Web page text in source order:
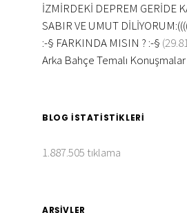
İZMİRDEKİ DEPREM GERİDE
SABIR VE UMUT
:-§ FARKINDA MISIN ? :-§
Arka Bahçe Temalı
BLOG İSTATISTIKLERI
1.887.505 tıklama
ARŞIVLER